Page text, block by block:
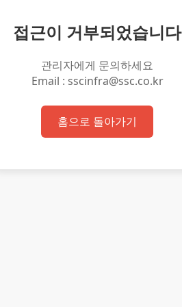
접근이 거부되었습니다
관리자에게 문의하세요
Email : sscinfra@ssc.co.kr
홈으로 돌아가기